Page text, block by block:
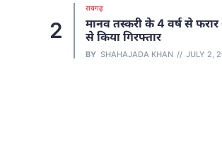
मानव तस्करी के 4 वर्ष से फरार
से किया गिरफ्तार
SHAHAJADA KHAN JULY 2, 2026